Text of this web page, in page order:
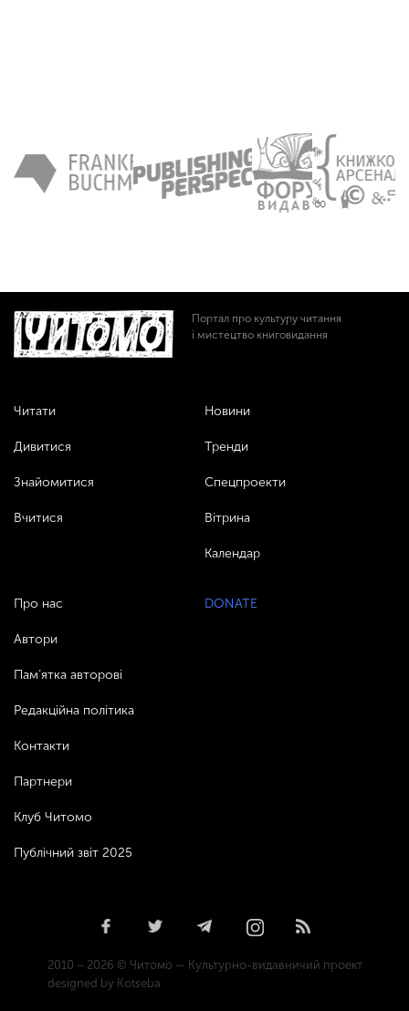
Портал про культуру читання
і мистецтво книговидання
Читати
Дивитися
Знайомитися
Вчитися
Новини
Тренди
Спецпроекти
Вітрина
Календар
Про нас
Автори
Пам’ятка авторові
Редакційна політика
Контакти
Партнери
Клуб Читомо
Публічний звіт 2025
DONATE
2010 – 2026 © Читомо — Культурно-видавничий проект
designed by Kotseba